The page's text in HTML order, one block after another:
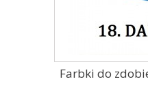
Farbki do